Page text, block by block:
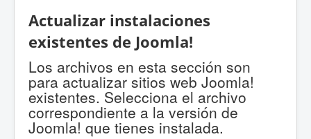
Actualizar instalaciones
existentes de Joomla!
Los archivos en esta sección son
para actualizar sitios web Joomla!
existentes. Selecciona el archivo
correspondiente a la versión de
Joomla! que tienes instalada.